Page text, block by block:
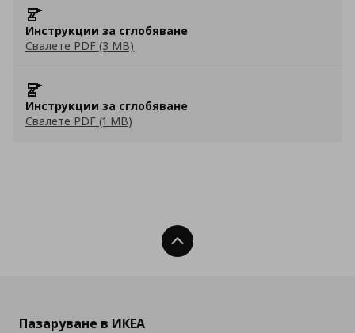
Инструкции за сглобяване
Свалете PDF (3 MB)
Инструкции за сглобяване
Свалете PDF (1 MB)
Нагоре
Пазаруване в ИКЕА